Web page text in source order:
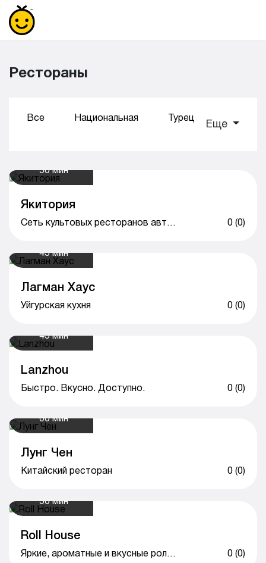
Рестораны
Все Национальная Турецкая
Еще
50 мин
Якитория
Сеть культовых ресторанов авторской японской кухни 0 (0)
45 мин
Лагман Хаус
Уйгурская кухня 0 (0)
45 мин
Lanzhou
Быстро. Вкусно. Доступно. 0 (0)
60 мин
Лунг Чен
Китайский ресторан 0 (0)
50 мин
Roll House
Яркие, ароматные и вкусные роллы 0 (0)